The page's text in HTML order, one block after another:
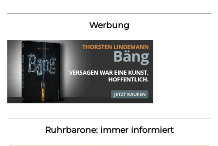
Werbung
Ruhrbarone: immer informiert